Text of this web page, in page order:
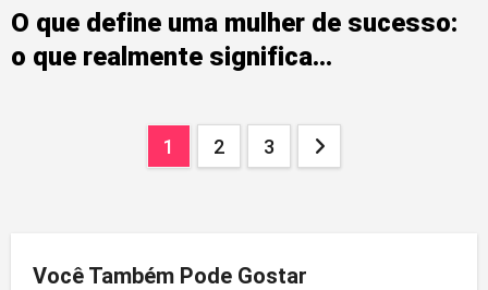
O que define uma mulher de sucesso:
o que realmente significa
Paginação
1 2 3
Você Também Pode Gostar